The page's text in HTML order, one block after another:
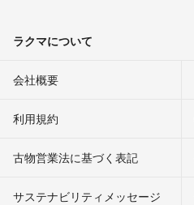
ラクマについて
会社概要
利用規約
古物営業法に基づく表記
サステナビリティメッセージ